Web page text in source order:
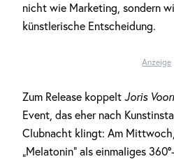
nicht wie Marketing, sondern
künstlerische Entscheidung.
Anzeige
Zum Release koppelt Joris
Event, das eher nach
Clubnacht klingt: Am
„Melatonin” als einmaliges